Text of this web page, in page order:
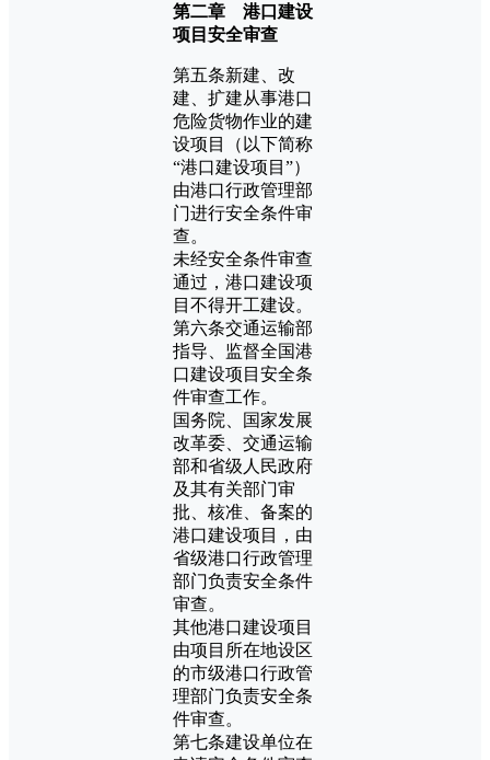
第二章 港口建设
项目安全审查
第五条新建、改
建、扩建从事港口
危险货物作业的建
设项目（以下简称
“港口建设项目”）
由港口行政管理部
门进行安全条件审
查。
未经安全条件审查
通过，港口建设项
目不得开工建设。
第六条交通运输部
指导、监督全国港
口建设项目安全条
件审查工作。
国务院、国家发展
改革委、交通运输
部和省级人民政府
及其有关部门审
批、核准、备案的
港口建设项目，由
省级港口行政管理
部门负责安全条件
审查。
其他港口建设项目
由项目所在地设区
的市级港口行政管
理部门负责安全条
件审查。
第七条建设单位在